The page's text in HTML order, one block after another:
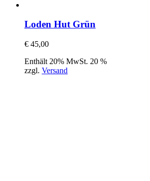
Loden Hut Grün
€ 45,00
Enthält 20% MwSt. 20 %
zzgl. Versand